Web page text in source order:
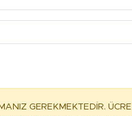
GEREKMEKTEDİR.